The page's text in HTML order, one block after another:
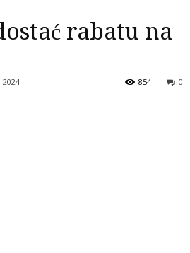
rabatu na
2024 0
854